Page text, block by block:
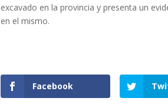
excavado en la provincia y presenta un
en el mismo.
Facebook